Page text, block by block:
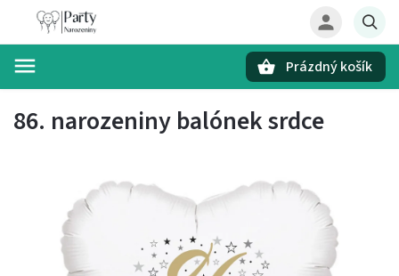
Prázdný košík
86. narozeniny balónek srdce